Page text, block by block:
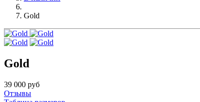
Gold
Gold
39 000 руб
Отзывы